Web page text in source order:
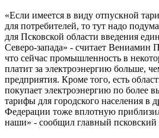
«Если имеется в виду отпускной
для потребителей, то тут надо
для Псковской области введения
Северо-запада» - считает Вениамин
что сейчас промышленность в
платит за электроэнергию больше,
предприятия. Кроме того, есть
покупает электроэнергию по более
тарифы для городского населения в
Федерации тоже вплотную
наши» - сообщил главный псковский